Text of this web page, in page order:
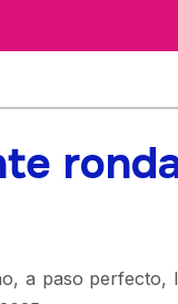
a paso perfecto,